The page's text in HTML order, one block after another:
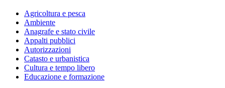
Agricoltura e pesca
Ambiente
Anagrafe e stato civile
Appalti pubblici
Autorizzazioni
Catasto e urbanistica
Cultura e tempo libero
Educazione e formazione